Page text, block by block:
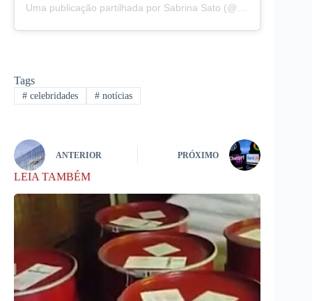
Uma publicação partilhada por Sabrina Sato (@sabrinasato)
Tags
#celebridades #notícias
ANTERIOR PRÓXIMO
LEIA TAMBÉM